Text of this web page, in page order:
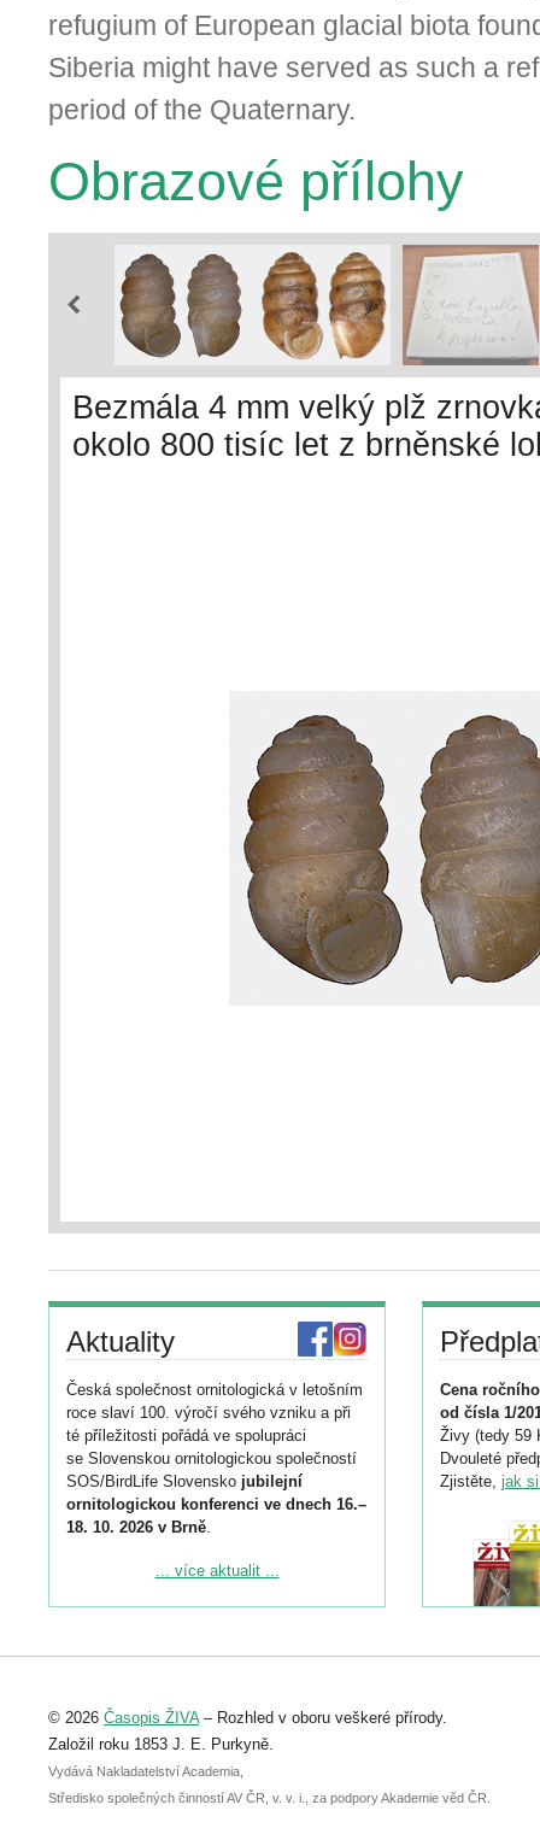
refugium of European glacial biota
Siberia might have served as such a
period of the Quaternary.
Obrazové přílohy
Bezmála 4 mm velký plž
okolo 800 tisíc let z brněnské
Aktuality
Česká společnost ornitologická v letošním
roce slaví 100. výročí svého vzniku a při
té příležitosti pořádá ve spolupráci
se Slovenskou ornitologickou společností
SOS/BirdLife Slovensko jubilejní
ornitologickou konferenci ve dnech 16.–
18. 10. 2026 v Brně.
Podrobnější informace ke konferenci
Registrovat se můžete do 6. září.
abstraktu přihlášené přednášky nebo
posteru je už 30. června.
... více aktualit ...
Cena
od čísla 1/
Živy (tedy 59
Dvouleté
Zjistěte, jak
© 2026 Časopis ŽIVA– Rozhled v oboru veškeré přírody.
Založil roku 1853 J. E. Purkyně.
Vydává Nakladatelství Academia,
Středisko společných činností AV ČR, v. v. i., za podpory Akademie věd ČR.